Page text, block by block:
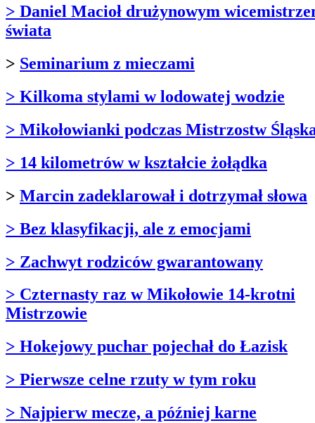
> Daniel Macioł drużynowym
świata
> Seminarium z mieczami
> Kilkoma stylami w lodowatej wodzie
> Mikołowianki podczas Mistrzostw
> 14 kilometrów w kształcie żołądka
> Marcin zadeklarował i dotrzymał słowa
> Bez klasyfikacji, ale z emocjami
> Zachwyt rodziców gwarantowany
> Czternasty raz w Mikołowie 14-krotni
Mistrzowie
> Hokejowy puchar pojechał do Łazisk
> Pierwsze celne rzuty w tym roku
> Najpierw mecze, a później karne